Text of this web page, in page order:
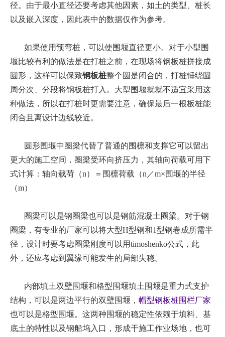
径。由于最小直径还要考虑其他因素，如土的类型、桩长
以及嵌入深度，因此表中的数据仅作为参考。
如果使用预弯桩，可以使围堰直径更小。对于小型围
堰比较有利的做法是在打桩之前，在现场将钢板桩拼接成
圆形，这样可以保致钢板桩整个圆是闭合的，打桩锤绕圆
周分次、分段将钢板桩打入。大型围堰就就不适宜采用这
种做法，所以在打桩时更需要注意，确保最后一根板桩能
闭合且离设计边线较近。
圆形围堰中圈梁代替了普通的围檩和支撑它可以留出
更大的施工空间，圈梁受环向挤压力，其轴向荷载可用下
式计算：轴向载荷（n）＝围檩荷载（n／m×围堰的半径
（m）
圈梁可以是钢圈梁也可以是钢筋混凝土圈梁。对于钢
圈梁，有专业的厂家可以将大型H型钢和1型钢卷成所需半
径，设计时要考虑圈梁刚度可以用timoshenko公式，此
外，还应考虑到翼缘可能发生的局部失稳。
内部填土双壁围堰和格型围堰填土围堰是重力式支护
结构，可以是两边平行的双壁围堰， 帽型钢板桩围栏厂家
也可以是格型围堰。这两种围堰的稳定性依赖于填料、基
底土的特性以及钢船坞入口，形成干施工作业场地，也可